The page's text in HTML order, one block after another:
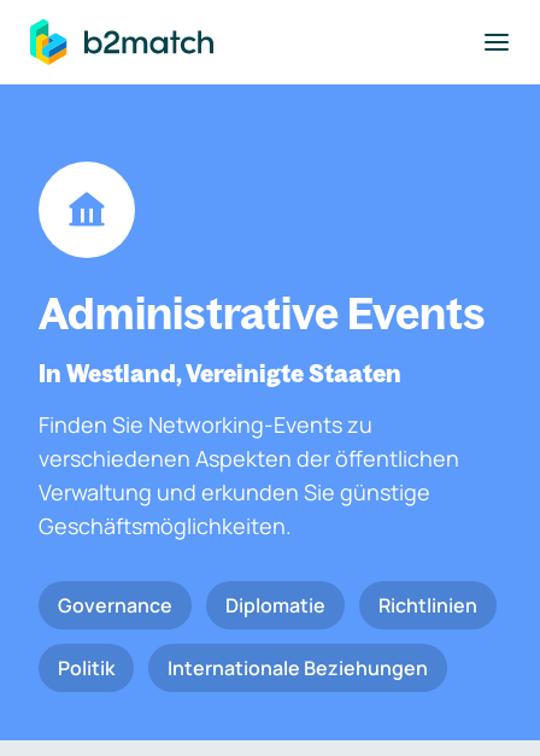
springen
Administrative Events
In Westland, Vereinigte Staaten
Finden Sie Networking-Events zu
verschiedenen Aspekten der öffentlichen
Verwaltung und erkunden Sie günstige
Geschäftsmöglichkeiten.
Governance Diplomatie Richtlinien
Politik Internationale Beziehungen